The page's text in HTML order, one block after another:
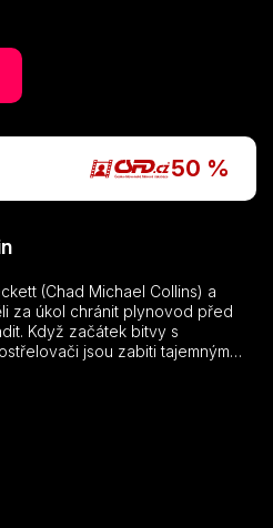
50 %
(Chad Michael Collins) a
za úkol chránit plynovod před
Když začátek bitvy s
jsou zabiti tajemným
polohu, vzrůstá napětí kvůli